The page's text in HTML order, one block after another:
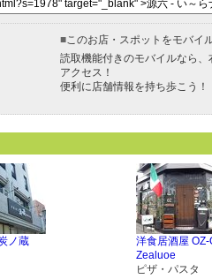
■このお店・スポットをモバイ
読取機能付きのモバイルなら
アクセス！
便利に店舗情報を持ち歩こう！
ノ蔵
洋食居酒屋
Zealuoe
ピザ・パスタ